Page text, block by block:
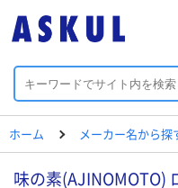
ホーム メーカー名から探
味の素(AJINOMOTO)